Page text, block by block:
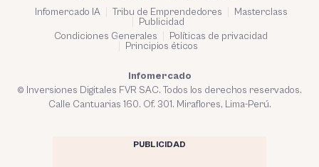
Infomercado IA Tribu de Emprendedores
Masterclass
Publicidad
Condiciones Generales
Políticas de privacidad
Principios éticos
Infomercado
© Inversiones Digitales FVR SAC. Todos los derechos reservados.
Calle Cantuarias 160. Of. 301. Miraflores, Lima-Perú.
PUBLICIDAD